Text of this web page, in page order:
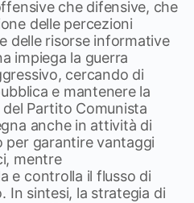
che difensive, che
delle percezioni
delle risorse informative
impiega la guerra
cercando di
e mantenere la
Partito Comunista
anche in attività di
garantire vantaggi
mentre
e controlla il flusso di
In sintesi, la strategia di